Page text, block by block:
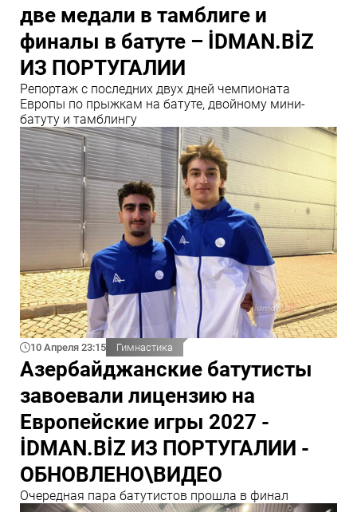
две медали в тамблиге и
финалы в батуте – İDMAN.BİZ
ИЗ ПОРТУГАЛИИ
Репортаж с последних двух дней чемпионата
Европы по прыжкам на батуте, двойному мини-
батуту и тамблингу
10 Апреля 23:15 Гимнастика
Азербайджанские батутисты
завоевали лицензию на
Европейские игры 2027 -
İDMAN.BİZ ИЗ ПОРТУГАЛИИ -
ОБНОВЛЕНО\ВИДЕО
Очередная пара батутистов прошла в финал